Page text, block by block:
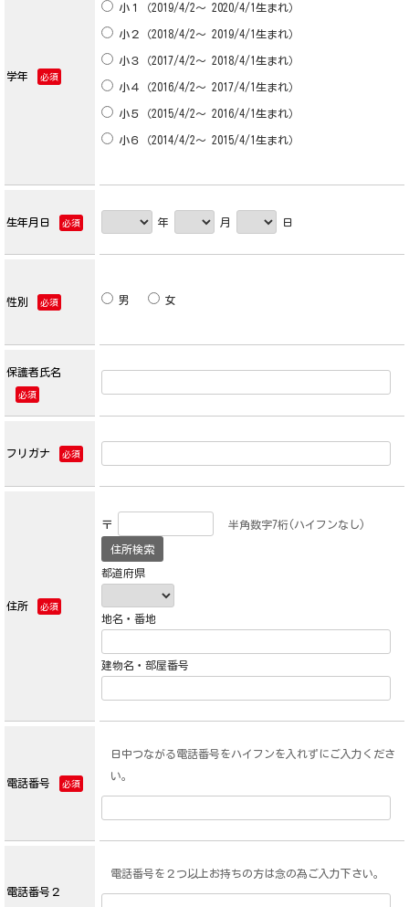
学年 必須
小１（2019/4/2～ 2020/4/1生まれ）
小２（2018/4/2～ 2019/4/1生まれ）
小３（2017/4/2～ 2018/4/1生まれ）
小４（2016/4/2～ 2017/4/1生まれ）
小５（2015/4/2～ 2016/4/1生まれ）
小６（2014/4/2～ 2015/4/1生まれ）
生年月日 必須 年 月 日
性別 必須 男 女
保護者氏名
必須
フリガナ 必須
住所 必須
〒 半角数字7桁(ハイフンなし)
都道府県
地名・番地
建物名・部屋番号
電話番号 必須
日中つながる電話番号をハイフンを入れずにご入力くださ
い。
電話番号２
電話番号を２つ以上お持ちの方は念の為ご入力下さい。